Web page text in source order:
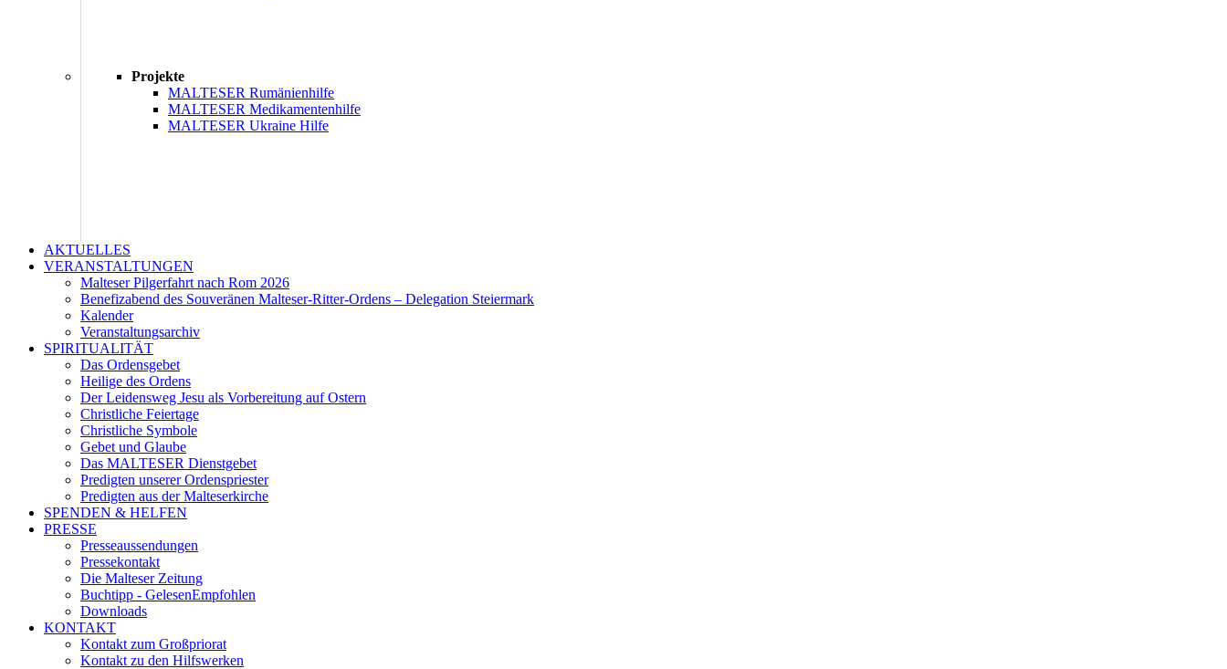
Projekte
MALTESER Rumänienhilfe
MALTESER Medikamentenhilfe
MALTESER Ukraine Hilfe
AKTUELLES
VERANSTALTUNGEN
Malteser Pilgerfahrt nach Rom 2026
Benefizabend des Souveränen Malteser-Ritter-Ordens – Delegation Steiermark
Kalender
Veranstaltungsarchiv
SPIRITUALITÄT
Das Ordensgebet
Heilige des Ordens
Der Leidensweg Jesu als Vorbereitung auf Ostern
Christliche Feiertage
Christliche Symbole
Gebet und Glaube
Das MALTESER Dienstgebet
Predigten unserer Ordenspriester
Predigten aus der Malteserkirche
SPENDEN & HELFEN
PRESSE
Presseaussendungen
Pressekontakt
Die Malteser Zeitung
Buchtipp - GelesenEmpfohlen
Downloads
KONTAKT
Kontakt zum Großpriorat
Kontakt zu den Hilfswerken